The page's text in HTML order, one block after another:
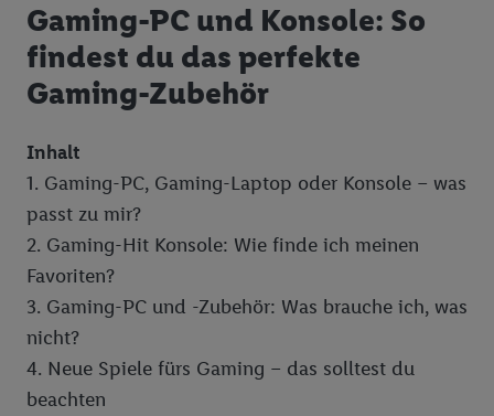
Gaming-PC und Konsole: So
findest du das perfekte
Gaming-Zubehör
Inhalt
1. Gaming-PC, Gaming-Laptop oder Konsole – was
passt zu mir?
2. Gaming-Hit Konsole: Wie finde ich meinen
Favoriten?
3. Gaming-PC und -Zubehör: Was brauche ich, was
nicht?
4. Neue Spiele fürs Gaming – das solltest du
beachten